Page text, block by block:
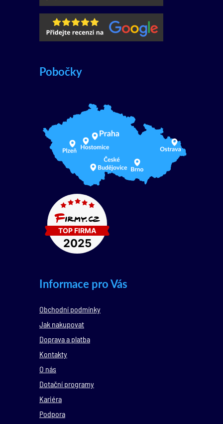
Pobočky
Informace pro Vás
Obchodní podmínky
Jak nakupovat
Doprava a platba
Kontakty
O nás
Dotační programy
Kariéra
Podpora